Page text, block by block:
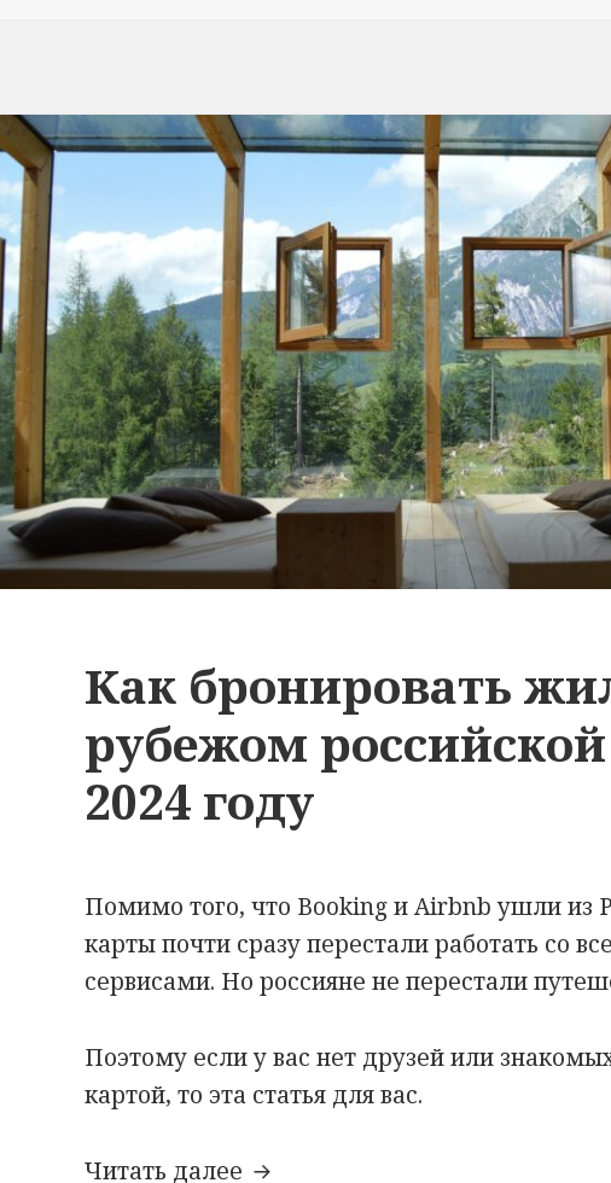
Как бронировать
рубежом
2024 году
Помимо того, что Booking и Airbnb ушли из
карты почти сразу перестали работать со
сервисами. Но россияне не перестали
Поэтому если у вас нет друзей или
картой, то эта статья для вас.
Читать далее Как бронировать жилье за